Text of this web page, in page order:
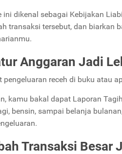
ini dikenal sebagai Kebijakan
transaksi tersebut, dan biarkan
Anggaran Jadi
pengeluaran receh di buku atau
kamu bakal dapat Laporan
bensin, sampai belanja
Transaksi Besar